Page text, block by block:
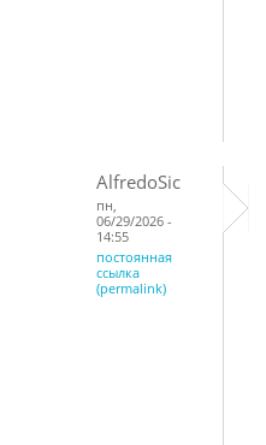
AlfredoSic
пн,
06/29/2026 -
14:55
постоянная
ссылка
(permalink)